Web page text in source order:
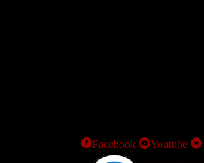
Facebook Youtube